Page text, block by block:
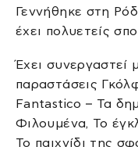
Γεννήθηκε στη
έχει πολυετείς
Έχει συνεργαστεί
παραστάσεις
Fantastico – Τα
Φιλουμένα, Το
Το παιχνίδι της